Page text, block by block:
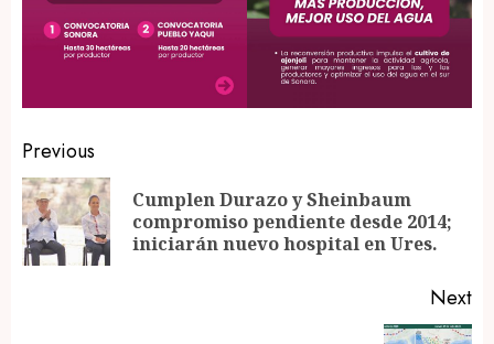
Post
navigation
Previous
Cumplen Durazo y Sheinbaum
compromiso pendiente desde 2014;
iniciarán nuevo hospital en Ures.
Next